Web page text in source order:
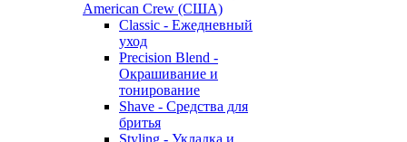
American Crew (США)
Classic - Ежедневный
уход
Precision Blend -
Окрашивание и
тонирование
Shave - Средства для
бритья
Styling - Укладка и